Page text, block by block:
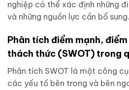
nghiệp có thể xác định những
và những nguồn lực cần bổ sung.
Phân tích điểm mạnh,
thách thức (SWOT) trong
Phân tích SWOT là một công
các yếu tố bên trong và bên